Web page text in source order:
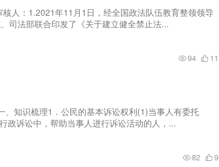
：1.2021年11月1日，经全国政法队伍教育整领领导
司法部联合印发了《关于建立健全禁止法...
94 11
识梳理1．公民的基本诉讼权利(1)当事人有委托
政诉讼中，帮助当事人进行诉讼活动的人，...
82 9